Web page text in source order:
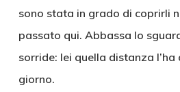
sono stata in grado di coprirli
passato qui. Abbassa lo
sorride: lei quella distanza
giorno.